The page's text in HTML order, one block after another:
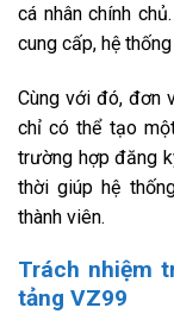
cá nhân chính
cung cấp, hệ
Cùng với đó, đơn
chỉ có thể tạo
trường hợp đăng
thời giúp hệ
thành viên.
Trách nhiệm
tảng VZ99